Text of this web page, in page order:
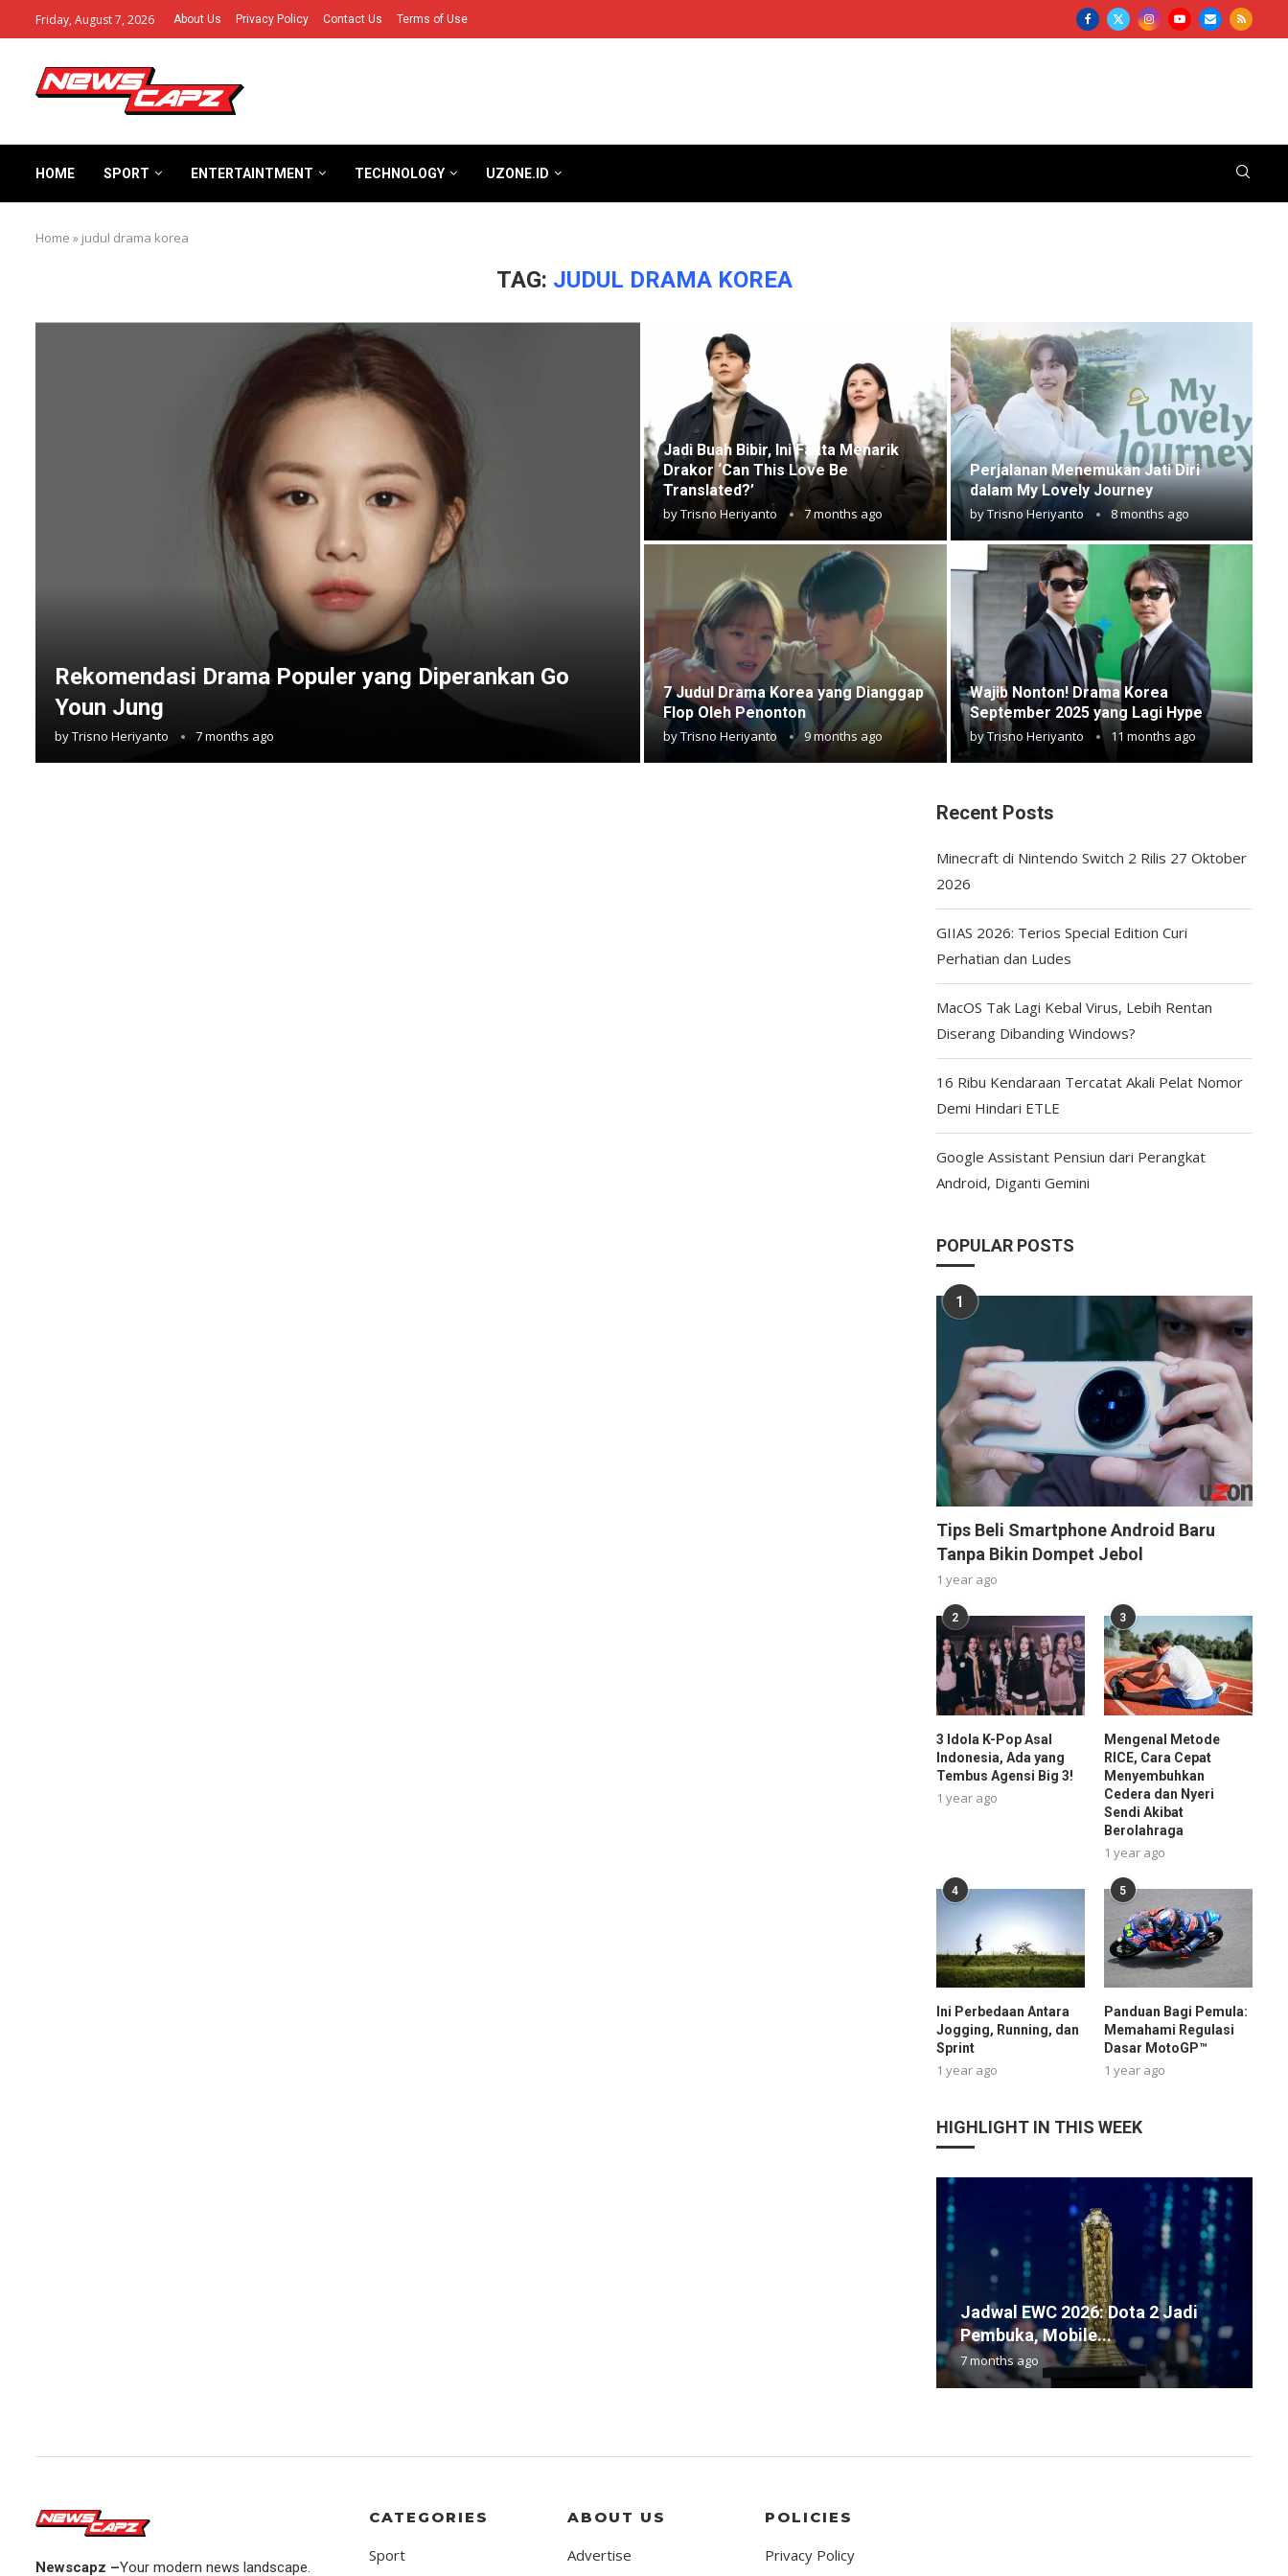
Friday, August 7, 2026 About Us Privacy Policy Contact Us Terms of Use
HOME SPORT ENTERTAINTMENT TECHNOLOGY UZONE.ID
Home » judul drama korea
TAG: JUDUL DRAMA KOREA
Rekomendasi Drama Populer yang Diperankan Go
Youn Jung
byTrisno Heriyanto 7 months ago
Jadi Buah Bibir, Ini Fakta Menarik
Drakor ‘Can This Love Be
Translated?’
byTrisno Heriyanto 7 months ago
Perjalanan Menemukan Jati Diri
dalam My Lovely Journey
byTrisno Heriyanto 8 months ago
7 Judul Drama Korea yang Dianggap
Flop Oleh Penonton
byTrisno Heriyanto 9 months ago
Wajib Nonton! Drama Korea
September 2025 yang Lagi Hype
byTrisno Heriyanto 11 months ago
Recent Posts
Minecraft di Nintendo Switch 2 Rilis 27 Oktober
2026
GIIAS 2026: Terios Special Edition Curi
Perhatian dan Ludes
MacOS Tak Lagi Kebal Virus, Lebih Rentan
Diserang Dibanding Windows?
16 Ribu Kendaraan Tercatat Akali Pelat Nomor
Demi Hindari ETLE
Google Assistant Pensiun dari Perangkat
Android, Diganti Gemini
POPULAR POSTS
1
Tips Beli Smartphone Android Baru
Tanpa Bikin Dompet Jebol
1 year ago
2
3 Idola K-Pop Asal
Indonesia, Ada yang
Tembus Agensi Big 3!
1 year ago
3
Mengenal Metode
RICE, Cara Cepat
Menyembuhkan
Cedera dan Nyeri
Sendi Akibat
Berolahraga
1 year ago
4
Ini Perbedaan Antara
Jogging, Running, dan
Sprint
1 year ago
5
Panduan Bagi Pemula:
Memahami Regulasi
Dasar MotoGP™
1 year ago
HIGHLIGHT IN THIS WEEK
Jadwal EWC 2026: Dota 2 Jadi
Pembuka, Mobile...
7 months ago
Newscapz –Your modern news landscape.
CATEGORIES
Sport
ABOUT US
Advertise
POLICIES
Privacy Policy